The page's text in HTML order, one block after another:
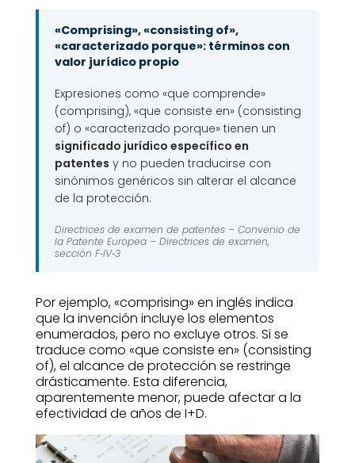
«Comprising», «consisting of»,
«caracterizado porque»: términos con
valor jurídico propio
Expresiones como «que comprende»
(comprising), «que consiste en» (consisting
of) o «caracterizado porque» tienen un
significado jurídico específico en
patentes y no pueden traducirse con
sinónimos genéricos sin alterar el alcance
de la protección.
Directrices de examen de patentes – Convenio de
la Patente Europea – Directrices de examen,
sección F‑IV‑3
Por ejemplo, «comprising» en inglés indica
que la invención incluye los elementos
enumerados, pero no excluye otros. Si se
traduce como «que consiste en» (consisting
of), el alcance de protección se restringe
drásticamente. Esta diferencia,
aparentemente menor, puede afectar a la
efectividad de años de I+D.